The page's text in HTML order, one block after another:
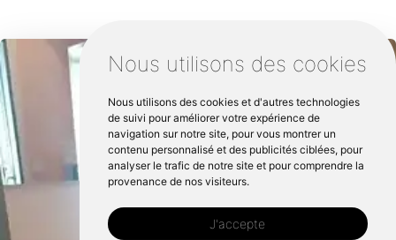
Nous utilisons des cookies
Nous utilisons des cookies et d'autres technologies
de suivi pour améliorer votre expérience de
navigation sur notre site, pour vous montrer un
contenu personnalisé et des publicités ciblées, pour
analyser le trafic de notre site et pour comprendre la
provenance de nos visiteurs.
J'accepte